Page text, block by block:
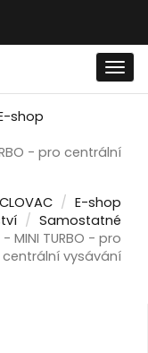
shop
- pro centrální
E-shop
Samostatné
MINI TURBO - pro
centrální vysávání